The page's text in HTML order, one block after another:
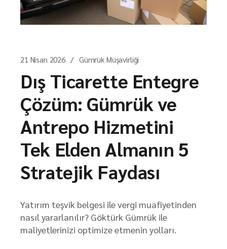
21 Nisan 2026 Gümrük Müşavirliği
Dış Ticarette Entegre
Çözüm: Gümrük ve
Antrepo Hizmetini
Tek Elden Almanın 5
Stratejik Faydası
Yatırım teşvik belgesi ile vergi muafiyetinden
nasıl yararlanılır? Göktürk Gümrük ile
maliyetlerinizi optimize etmenin yolları.